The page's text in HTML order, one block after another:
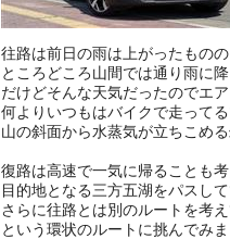
往路は前日の雨は上がったもの
ところどころ山間では通り雨に
だけどそんな天気だったのでエ
何よりいつもはバイクで走って
山の斜面から水蒸気が立ちこめ
復路は高速で一気に帰ることも
目的地となる三方五湖をパスし
さらに往路とは別のルートを考
という環状のルートに挑んでみま